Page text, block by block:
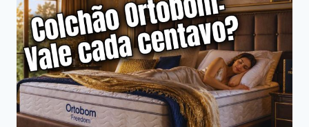
DAS
LINHAS
CASAL
(2026)